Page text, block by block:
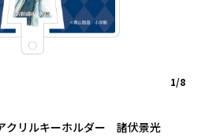
クリルキーホルダー 諸伏景光
1/8